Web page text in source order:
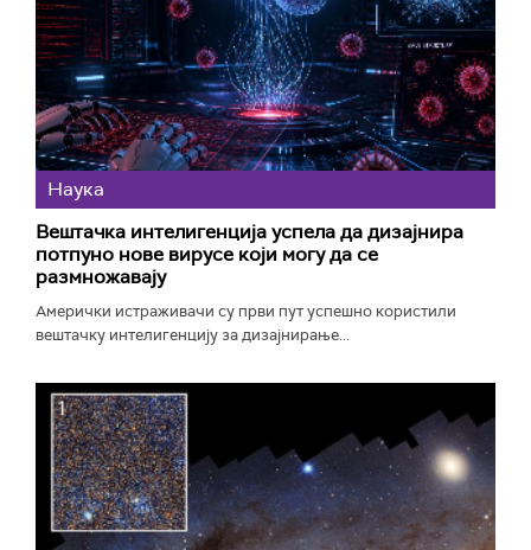
Наука
Вештачка интелигенција успела да дизајнира
потпуно нове вирусе који могу да се
размножавају
Амерички истраживачи су први пут успешно користили
вештачку интелигенцију за дизајнирање...